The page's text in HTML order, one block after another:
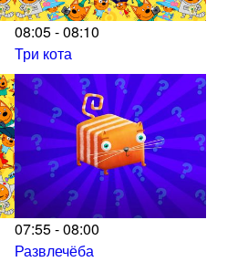
08:05 - 08:10
Три кота
07:55 - 08:00
Развлечёба